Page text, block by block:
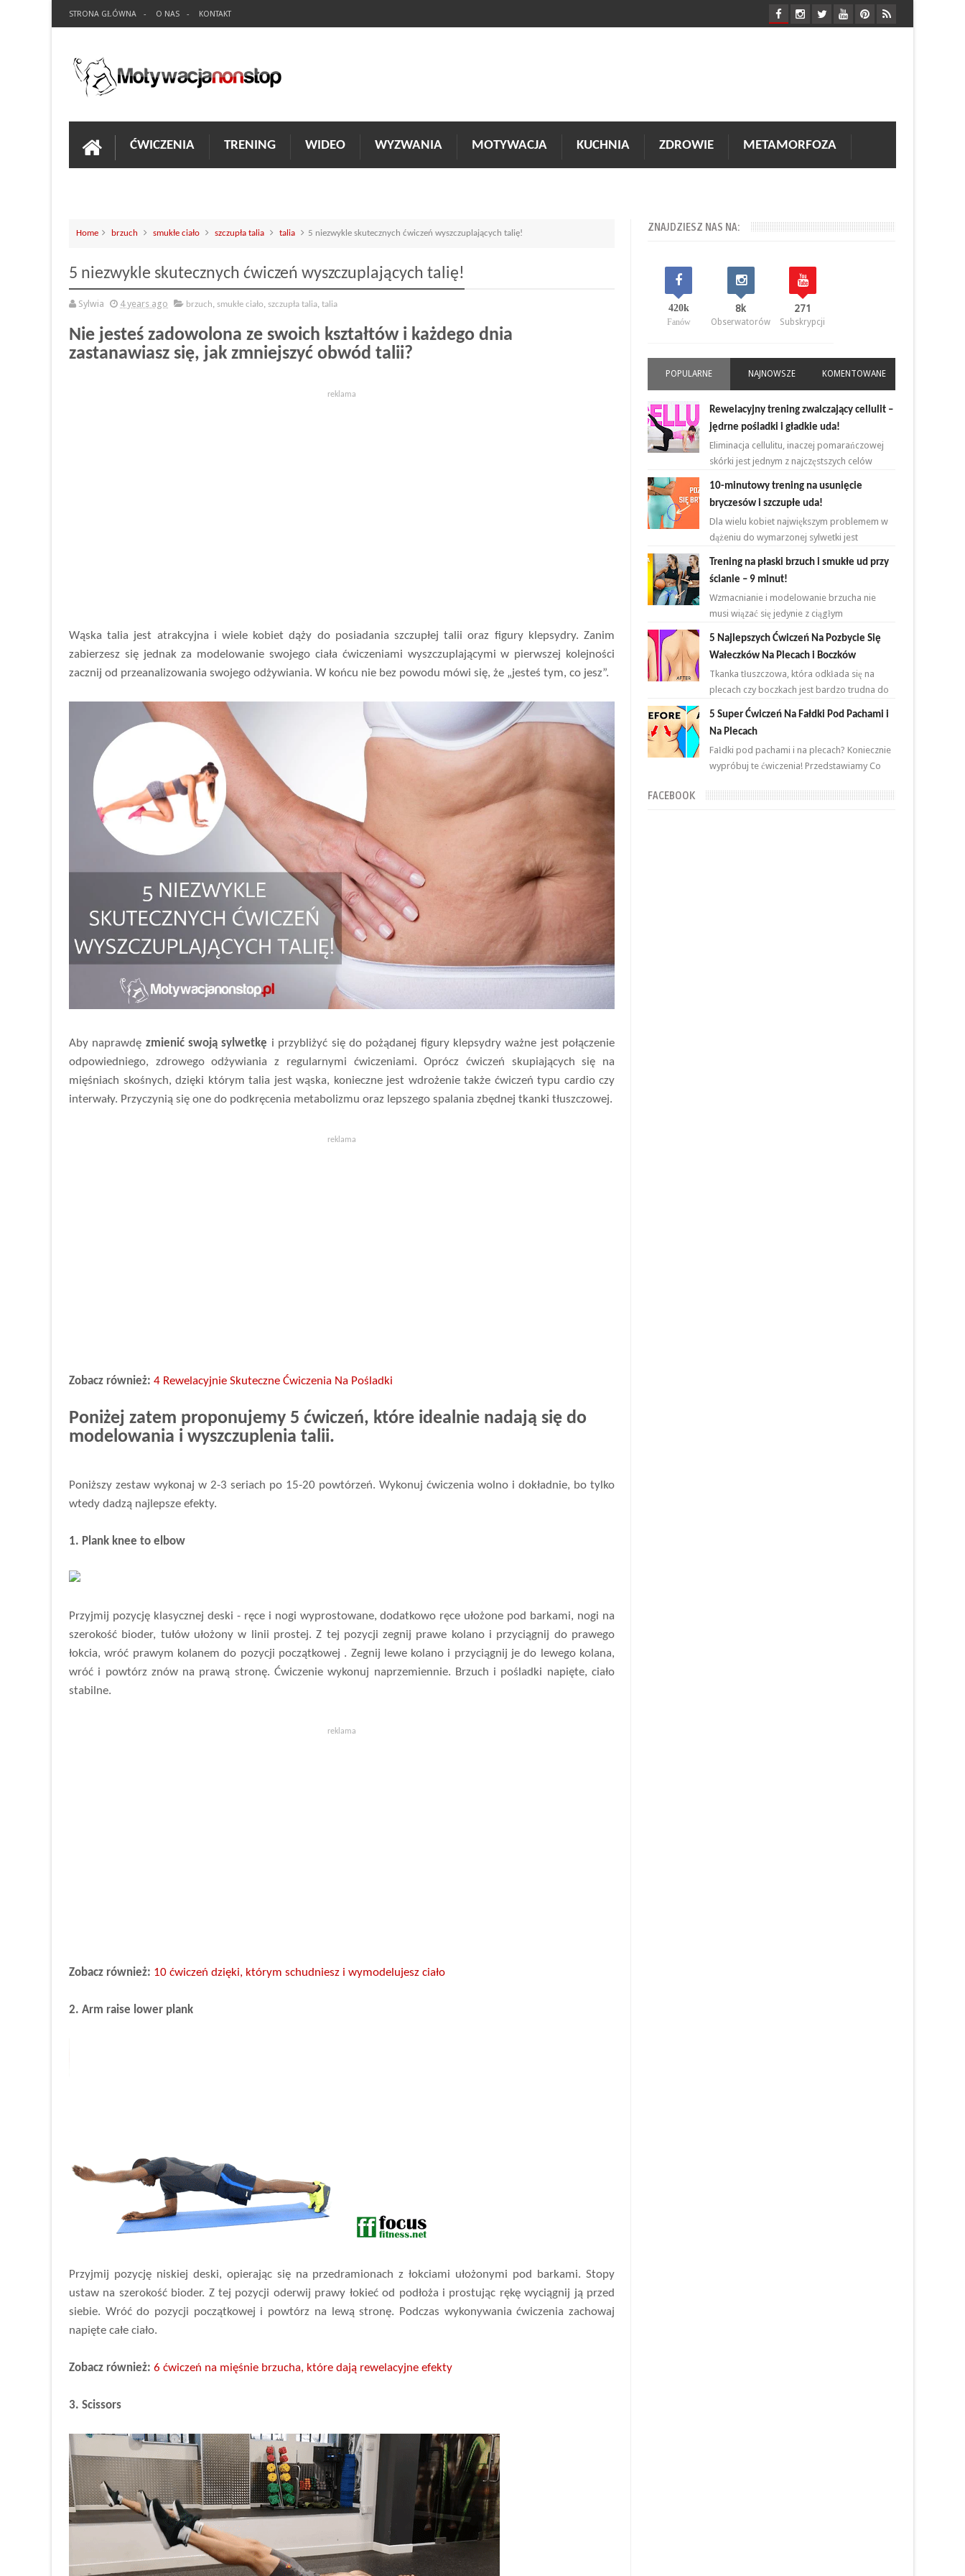
STRONA GŁÓWNA O NAS KONTAKT
ĆWICZENIA TRENING WIDEO WYZWANIA MOTYWACJA KUCHNIA ZDROWIE METAMORFOZA
Home brzuch smukłe ciało szczupła talia talia 5 niezwykle skutecznych ćwiczeń wyszczuplających talię!
5 niezwykle skutecznych ćwiczeń wyszczuplających talię!
Sylwia 4 years ago brzuch, smukłe ciało, szczupła talia, talia
Nie jesteś zadowolona ze swoich kształtów i każdego dnia
zastanawiasz się, jak zmniejszyć obwód talii?
reklama
Wąska talia jest atrakcyjna i wiele kobiet dąży do posiadania szczupłej talii oraz figury klepsydry. Zanim
zabierzesz się jednak za modelowanie swojego ciała ćwiczeniami wyszczuplającymi w pierwszej kolejności
zacznij od przeanalizowania swojego odżywiania. W końcu nie bez powodu mówi się, że „jesteś tym, co jesz”.
Aby naprawdę zmienić swoją sylwetkę i przybliżyć się do pożądanej figury klepsydry ważne jest połączenie
odpowiedniego, zdrowego odżywiania z regularnymi ćwiczeniami. Oprócz ćwiczeń skupiających się na
mięśniach skośnych, dzięki którym talia jest wąska, konieczne jest wdrożenie także ćwiczeń typu cardio czy
interwały. Przyczynią się one do podkręcenia metabolizmu oraz lepszego spalania zbędnej tkanki tłuszczowej.
reklama
Zobacz również: 4 Rewelacyjnie Skuteczne Ćwiczenia Na Pośladki
Poniżej zatem proponujemy 5 ćwiczeń, które idealnie nadają się do
modelowania i wyszczuplenia talii.
Poniższy zestaw wykonaj w 2-3 seriach po 15-20 powtórzeń. Wykonuj ćwiczenia wolno i dokładnie, bo tylko
wtedy dadzą najlepsze efekty.
1. Plank knee to elbow
Przyjmij pozycję klasycznej deski - ręce i nogi wyprostowane, dodatkowo ręce ułożone pod barkami, nogi na
szerokość bioder, tułów ułożony w linii prostej. Z tej pozycji zegnij prawe kolano i przyciągnij do prawego
łokcia, wróć prawym kolanem do pozycji początkowej . Zegnij lewe kolano i przyciągnij je do lewego kolana,
wróć i powtórz znów na prawą stronę. Ćwiczenie wykonuj naprzemiennie. Brzuch i pośladki napięte, ciało
stabilne.
reklama
Zobacz również: 10 ćwiczeń dzięki, którym schudniesz i wymodelujesz ciało
2. Arm raise lower plank
Przyjmij pozycję niskiej deski, opierając się na przedramionach z łokciami ułożonymi pod barkami. Stopy
ustaw na szerokość bioder. Z tej pozycji oderwij prawy łokieć od podłoża i prostując rękę wyciągnij ją przed
siebie. Wróć do pozycji początkowej i powtórz na lewą stronę. Podczas wykonywania ćwiczenia zachowaj
napięte całe ciało.
Zobacz również: 6 ćwiczeń na mięśnie brzucha, które dają rewelacyjne efekty
3. Scissors
ZNAJDZIESZ NAS NA:
420k
Fanów
8k
Obserwatorów
271
Subskrypcji
POPULARNE NAJNOWSZE KOMENTOWANE
Rewelacyjny trening zwalczający cellulit –
jędrne pośladki i gładkie uda!
Eliminacja cellulitu, inaczej pomarańczowej
skórki jest jednym z najczęstszych celów
ćwiczeniami. ...
10-minutowy trening na usunięcie
bryczesów i szczupłe uda!
Dla wielu kobiet największym problemem w
dążeniu do wymarzonej sylwetki jest
tłuszczowej w okoli...
Trening na płaski brzuch i smukłe ud przy
ścianie – 9 minut!
Wzmacnianie i modelowanie brzucha nie
musi wiązać się jedynie z ciągłym
powtarzaniem brzuszków i deski na
przemian. Brzuch to nie jeden...
5 Najlepszych Ćwiczeń Na Pozbycie Się
Wałeczków Na Plecach i Boczków
Tkanka tłuszczowa, która odkłada się na
plecach czy boczkach jest bardzo trudna do
zlikwidowania. Połączenie odpowiednich
ćwiczeń oraz ...
5 Super Ćwiczeń Na Fałdki Pod Pachami i
Na Plecach
Fałdki pod pachami i na plecach? Koniecznie
wypróbuj te ćwiczenia! Przedstawiamy Co
w domu ...
FACEBOOK